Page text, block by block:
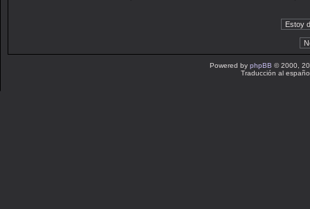
Powered by phpBB © 2000,
Traducción al